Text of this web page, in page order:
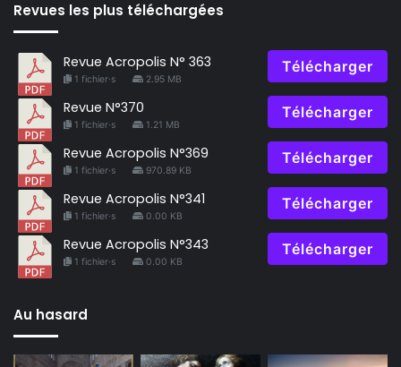
Revues les plus téléchargées
Revue Acropolis N° 363
1 fichier·s 2.95 MB
Télécharger
Revue N°370
1 fichier·s 1.21 MB
Télécharger
Revue Acropolis N°369
1 fichier·s 970.89 KB
Télécharger
Revue Acropolis N°341
1 fichier·s 0.00 KB
Télécharger
Revue Acropolis N°343
1 fichier·s 0.00 KB
Télécharger
Au hasard